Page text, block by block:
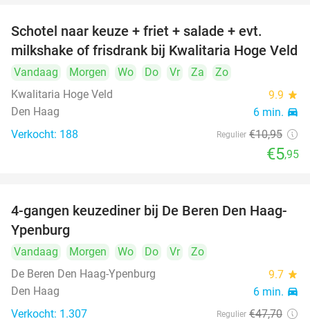
Schotel naar keuze + friet + salade + evt.
milkshake of frisdrank bij Kwalitaria Hoge Veld
Vandaag Morgen Wo Do Vr Za
Zo
Kwalitaria Hoge Veld
9.9 star
Den Haag 6 min. directions_car
Verkocht: 188 Regulier €10,95
€5,95
46%
4-gangen keuzediner bij De Beren Den Haag-
Ypenburg
Vandaag Morgen Wo Do Vr
Zo
De Beren Den Haag-Ypenburg
9.7 star
Den Haag 6 min. directions_car
Verkocht: 1.307 Regulier €47,70